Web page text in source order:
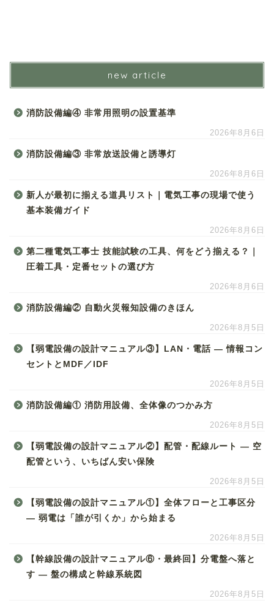
new article
消防設備編④ 非常用照明の設置基準
2026年8月6日
消防設備編③ 非常放送設備と誘導灯
2026年8月6日
新人が最初に揃える道具リスト｜電気工事の現場で使う
基本装備ガイド
2026年8月6日
第二種電気工事士 技能試験の工具、何をどう揃える？｜
圧着工具・定番セットの選び方
2026年8月6日
消防設備編② 自動火災報知設備のきほん
2026年8月5日
【弱電設備の設計マニュアル③】LAN・電話 ― 情報コン
セントとMDF／IDF
2026年8月5日
消防設備編① 消防用設備、全体像のつかみ方
2026年8月5日
【弱電設備の設計マニュアル②】配管・配線ルート ― 空
配管という、いちばん安い保険
2026年8月5日
【弱電設備の設計マニュアル①】全体フローと工事区分
― 弱電は「誰が引くか」から始まる
2026年8月5日
【幹線設備の設計マニュアル⑥・最終回】分電盤へ落と
す ― 盤の構成と幹線系統図
2026年8月5日